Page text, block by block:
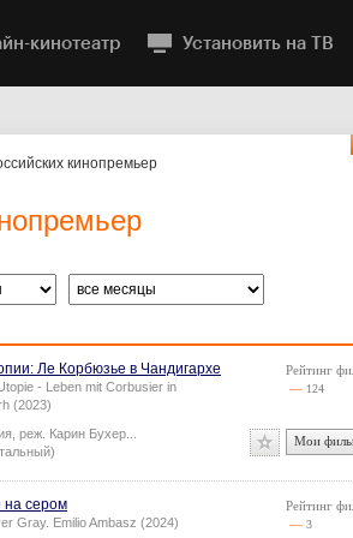
кинотеатр Установить на ТВ
кинопремьер
Ле Корбюзье в Чандигархе
- Leben mit Corbusier in
(2023)
реж. Карин Бухер
Рейтинг
— 124
Мои
на сером
Gray. Emilio Ambasz (2024)
Рейтинг
— 3